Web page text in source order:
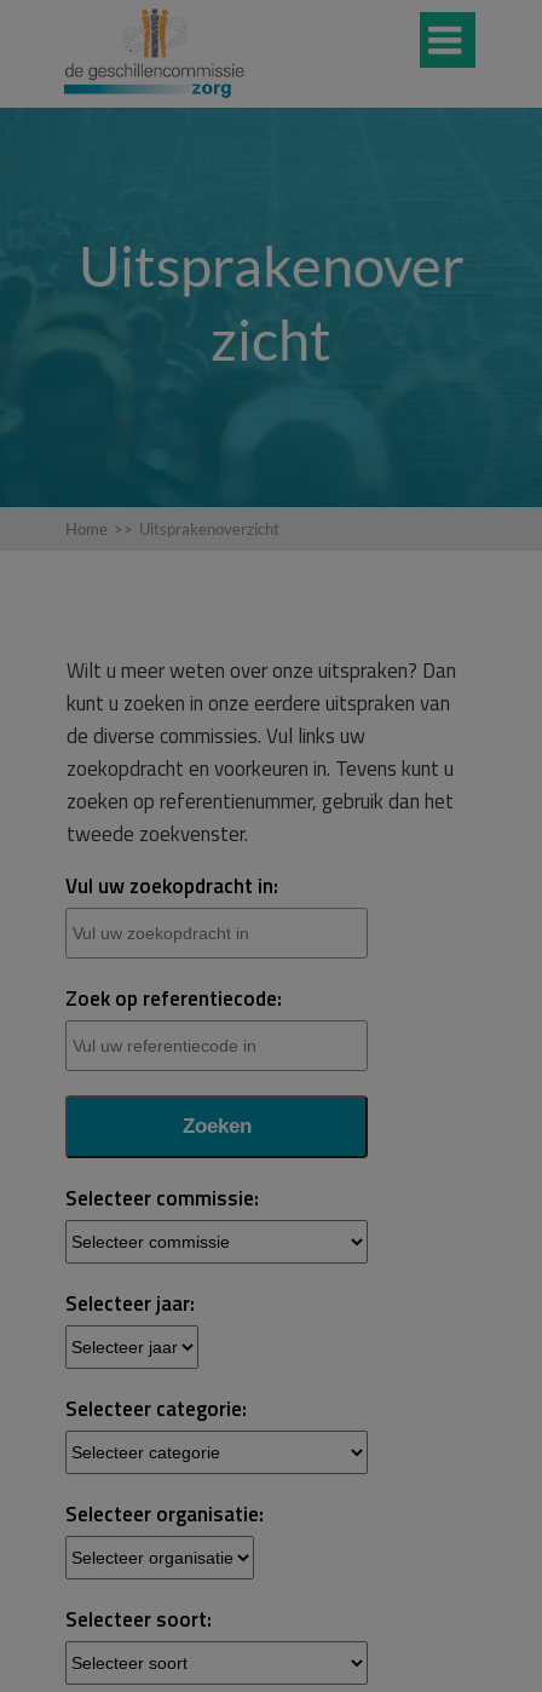

Uitsprakenover
zicht
Home >> Uitsprakenoverzicht
Wilt u meer weten over onze uitspraken? Dan
kunt u zoeken in onze eerdere uitspraken van
de diverse commissies. Vul links uw
zoekopdracht en voorkeuren in. Tevens kunt u
zoeken op referentienummer, gebruik dan het
tweede zoekvenster.
Vul uw zoekopdracht in:
Zoek op referentiecode:
Selecteer commissie:
Selecteer jaar:
Selecteer categorie:
Selecteer organisatie:
Selecteer soort: